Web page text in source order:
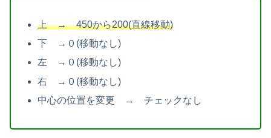
上 → 450から200(直線移動)
下 →０(移動なし)
左 →０(移動なし)
右 →０(移動なし)
中心の位置を変更 → チェックなし